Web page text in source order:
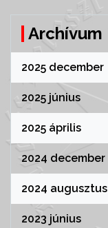
Archívum
2025 december
2025 június
2025 április
2024 december
2024 augusztus
2023 június